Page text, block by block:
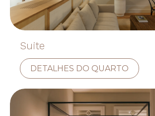
Suite
DETALHES DO QUARTO